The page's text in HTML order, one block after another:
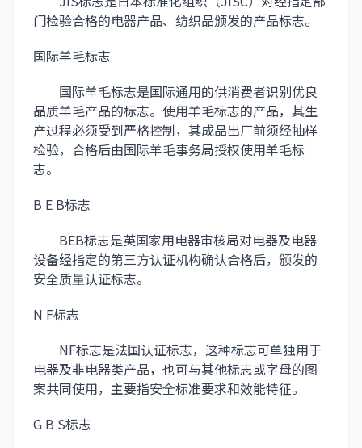
门检验合格的电器产品、纺织品颁发的产品标志。
国际羊毛标志
国际羊毛标志是国际通用的供消费者识别优良
品质羊毛产品的标志。使用羊毛标志的产品，其生
产过程必须受到严格控制，其成品出厂前须经抽样
检验，合格后由国际羊毛事务局授权使用羊毛标
志。
B E B标志
BEB标志是英国家用电器审核局对电器及电器
设备经指定的第三方认证机构确认合格后，颁发的
安全质量认证标志。
N F标志
NF标志是法国认证标志，这种标志可单独用于
电器及非电器类产品，也可与其他标志或字母的图
案共同使用，主要指安全标准要求和效能特征。
G B S标志